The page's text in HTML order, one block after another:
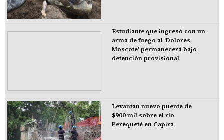
Estudiante que ingresó con un
arma de fuego al 'Dolores
Moscote' permanecerá bajo
detención provisional
Levantan nuevo puente de
$900 mil sobre el río
Perequeté en Capira